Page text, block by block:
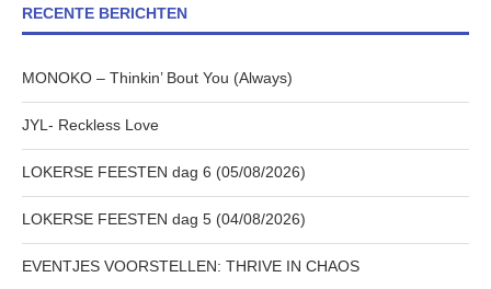
RECENTE BERICHTEN
MONOKO – Thinkin’ Bout You (Always)
JYL- Reckless Love
LOKERSE FEESTEN dag 6 (05/08/2026)
LOKERSE FEESTEN dag 5 (04/08/2026)
EVENTJES VOORSTELLEN: THRIVE IN CHAOS